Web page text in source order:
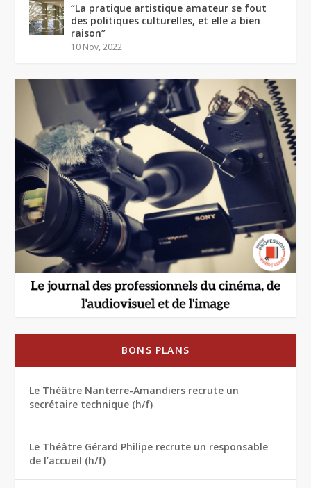
“La pratique artistique amateur se fout
des politiques culturelles, et elle a bien
raison”
10 Nov, 2022
BONS PLANS
Le Théâtre Nanterre-Amandiers recrute un
secrétaire technique (h/f)
Le Théâtre Gérard Philipe recrute un responsable
de l’accueil (h/f)